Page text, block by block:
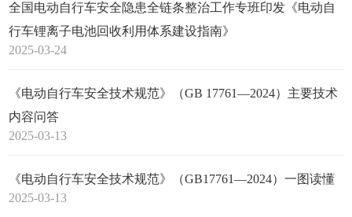
全国电动自行车安全隐患全链条整治工作专班印发《电动自
行车锂离子电池回收利用体系建设指南》
2025-03-24
《电动自行车安全技术规范》（GB 17761—2024）主要技术
内容问答
2025-03-13
《电动自行车安全技术规范》（GB17761—2024）一图读懂
2025-03-13